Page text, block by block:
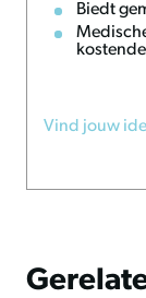
Biedt
Vind jouw